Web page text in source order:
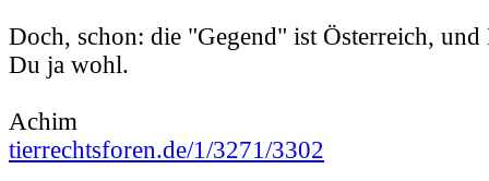
Doch, schon: die "Gegend" ist Österreich,
Du ja wohl.
Achim
tierrechtsforen.de/1/3271/3302